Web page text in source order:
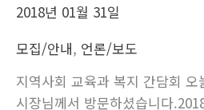
2018년 01월 31일
모집/안내, 언론/보도
지역사회 교육과 복지 간담회
시장님께서 방문하셨습니다